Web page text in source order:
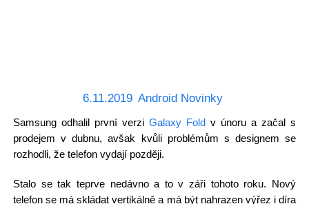
6.11.2019 Android Novinky
Samsung odhalil první verzi Galaxy Fold v únoru a začal s
prodejem v dubnu, avšak kvůli problémům s designem se
rozhodli, že telefon vydají později.
Stalo se tak teprve nedávno a to v záři tohoto roku. Nový
telefon se má skládat vertikálně a má být nahrazen výřez i díra